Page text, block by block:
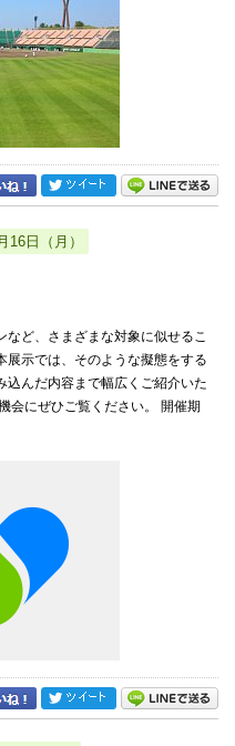
16日（月）
ど、さまざまな対象に似せるこ
展示では、そのような擬態をする
込んだ内容まで幅広くご紹介いた
にぜひご覧ください。 開催期